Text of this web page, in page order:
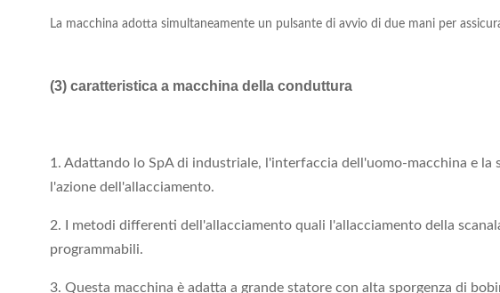
La macchina adotta simultaneamente un pulsante di avvio di due mani per
(3) caratteristica a macchina della conduttura
1. Adattando lo SpA di industriale, l'interfaccia dell'uomo-macchina e
l'azione dell'allacciamento.
2. I metodi differenti dell'allacciamento quali l'allacciamento della
programmabili.
3. Questa macchina è adatta a grande statore con alta sporgenza di